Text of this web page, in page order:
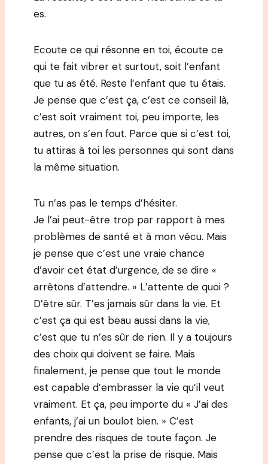
es.
Ecoute ce qui résonne en toi, écoute ce
qui te fait vibrer et surtout, soit l’enfant
que tu as été. Reste l’enfant que tu étais.
Je pense que c’est ça, c’est ce conseil là,
c’est soit vraiment toi, peu importe, les
autres, on s’en fout. Parce que si c’est toi,
tu attiras à toi les personnes qui sont dans
la même situation.
Tu n’as pas le temps d’hésiter.
Je l’ai peut-être trop par rapport à mes
problèmes de santé et à mon vécu. Mais
je pense que c’est une vraie chance
d’avoir cet état d’urgence, de se dire «
arrêtons d’attendre. » L’attente de quoi ?
D’être sûr. T’es jamais sûr dans la vie. Et
c’est ça qui est beau aussi dans la vie,
c’est que tu n’es sûr de rien. Il y a toujours
des choix qui doivent se faire. Mais
finalement, je pense que tout le monde
est capable d’embrasser la vie qu’il veut
vraiment. Et ça, peu importe du « J’ai des
enfants, j’ai un boulot bien. » C’est
prendre des risques de toute façon. Je
pense que c’est la prise de risque. Mais